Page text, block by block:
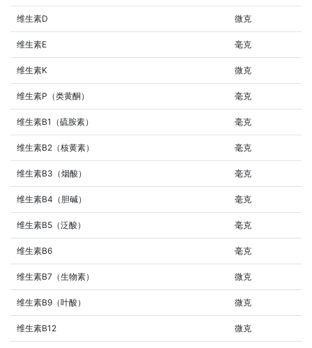
维生素D 微克
维生素E 毫克
维生素K 微克
维生素P（类黄酮） 毫克
维生素B1（硫胺素） 毫克
维生素B2（核黄素） 毫克
维生素B3（烟酸） 毫克
维生素B4（胆碱） 毫克
维生素B5（泛酸） 毫克
维生素B6 毫克
维生素B7（生物素） 微克
维生素B9（叶酸） 微克
维生素B12 微克